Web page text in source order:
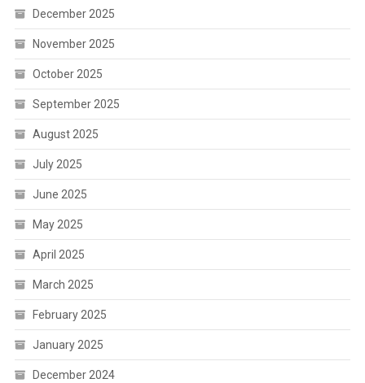
December 2025
November 2025
October 2025
September 2025
August 2025
July 2025
June 2025
May 2025
April 2025
March 2025
February 2025
January 2025
December 2024